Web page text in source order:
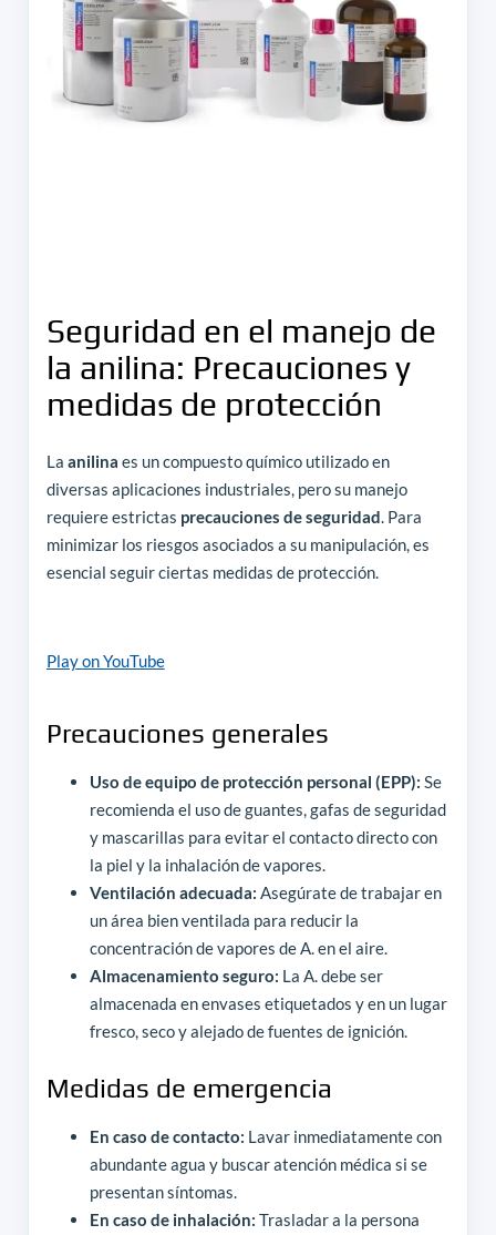
Seguridad en el manejo de
la anilina: Precauciones y
medidas de protección
La anilina es un compuesto químico utilizado en
diversas aplicaciones industriales, pero su manejo
requiere estrictas precauciones de seguridad. Para
minimizar los riesgos asociados a su manipulación, es
esencial seguir ciertas medidas de protección.
Play on YouTube
Precauciones generales
Uso de equipo de protección personal (EPP): Se
recomienda el uso de guantes, gafas de seguridad
y mascarillas para evitar el contacto directo con
la piel y la inhalación de vapores.
Ventilación adecuada: Asegúrate de trabajar en
un área bien ventilada para reducir la
concentración de vapores de A. en el aire.
Almacenamiento seguro: La A. debe ser
almacenada en envases etiquetados y en un lugar
fresco, seco y alejado de fuentes de ignición.
Medidas de emergencia
En caso de contacto: Lavar inmediatamente con
abundante agua y buscar atención médica si se
presentan síntomas.
En caso de inhalación: Trasladar a la persona